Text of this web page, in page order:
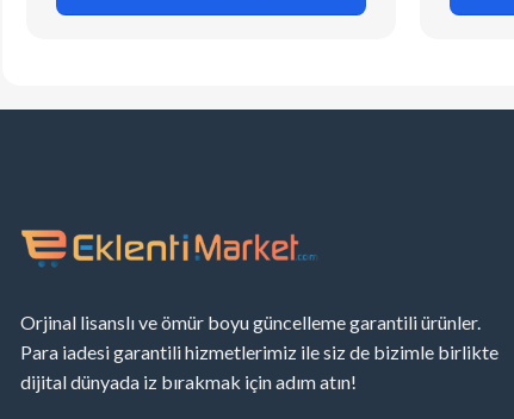
Orjinal lisanslı ve ömür boyu güncelleme garantili ürünler.
Para iadesi garantili hizmetlerimiz ile siz de bizimle birlikte
dijital dünyada iz bırakmak için adım atın!